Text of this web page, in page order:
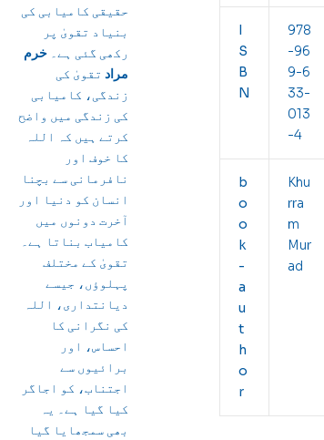
حقیقی کامیابی کی
بنیاد تقویٰ پر
رکھی گئی ہے۔ خرم
مراد تقویٰ کی
زندگی، کامیابی
کی زندگی میں واضح
کرتے ہیں کہ اللہ
کا خوف اور
نافرمانی سے بچنا
انسان کو دنیا اور
آخرت دونوں میں
کامیاب بناتا ہے۔
تقویٰ کے مختلف
پہلوؤں، جیسے
دیانتداری، اللہ
کی نگرانی کا
احساس، اور
برائیوں سے
اجتناب، کو اجاگر
کیا گیا ہے۔ یہ
بھی سمجھایا گیا
S
B
N
978
-96
9-6
33-
013
-4
b
o
o
k
-
a
u
t
h
o
r
Khu
rra
m
Mur
ad